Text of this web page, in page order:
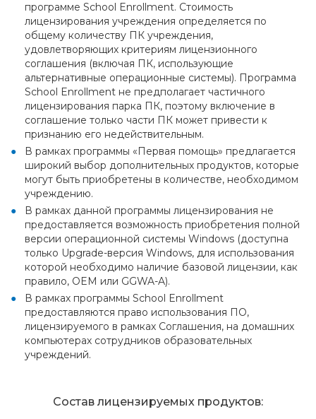
программе School Enrollment. Стоимость
лицензирования учреждения определяется по
общему количеству ПК учреждения,
удовлетворяющих критериям лицензионного
соглашения (включая ПК, использующие
альтернативные операционные системы). Программа
School Enrollment не предполагает частичного
лицензирования парка ПК, поэтому включение в
соглашение только части ПК может привести к
признанию его недействительным.
В рамках программы «Первая помощь» предлагается
широкий выбор дополнительных продуктов, которые
могут быть приобретены в количестве, необходимом
учреждению.
В рамках данной программы лицензирования не
предоставляется возможность приобретения полной
версии операционной системы Windows (доступна
только Upgrade-версия Windows, для использования
которой необходимо наличие базовой лицензии, как
правило, OEM или GGWA-A).
В рамках программы School Enrollment
предоставляются право использования ПО,
лицензируемого в рамках Соглашения, на домашних
компьютерах сотрудников образовательных
учреждений.
Состав лицензируемых продуктов: